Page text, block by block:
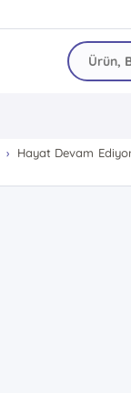
Hayat Devam